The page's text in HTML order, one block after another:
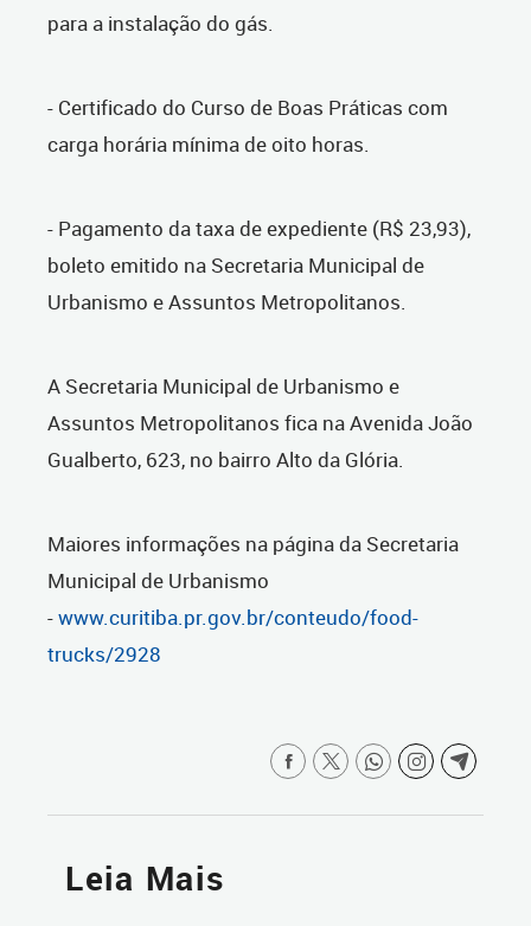
para a instalação do gás.
- Certificado do Curso de Boas Práticas com
carga horária mínima de oito horas.
- Pagamento da taxa de expediente (R$ 23,93),
boleto emitido na Secretaria Municipal de
Urbanismo e Assuntos Metropolitanos.
A Secretaria Municipal de Urbanismo e
Assuntos Metropolitanos fica na Avenida João
Gualberto, 623, no bairro Alto da Glória.
Maiores informações na página da Secretaria
Municipal de Urbanismo
-www.curitiba.pr.gov.br/conteudo/food-
trucks/2928
Leia Mais